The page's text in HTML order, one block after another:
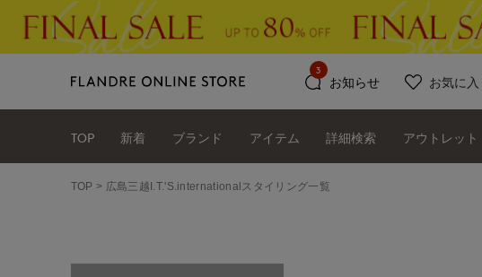
お知らせ
3
お気に入
TOP 新着 ブランド アイテム 詳細検索 アウトレット
TOP 広島三越I.T.'S.internationalスタイリング一覧